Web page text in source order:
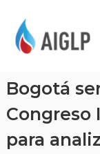
Bogotá
Congreso
para